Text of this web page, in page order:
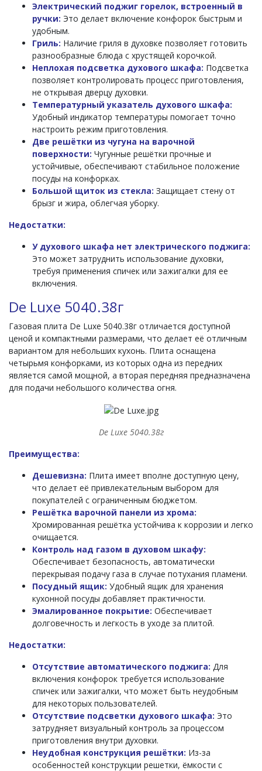
Электрический поджиг горелок, встроенный в
ручки: Это делает включение конфорок быстрым и
удобным.
Гриль: Наличие гриля в духовке позволяет готовить
разнообразные блюда с хрустящей корочкой.
Неплохая подсветка духового шкафа: Подсветка
позволяет контролировать процесс приготовления,
не открывая дверцу духовки.
Температурный указатель духового шкафа:
Удобный индикатор температуры помогает точно
настроить режим приготовления.
Две решётки из чугуна на варочной
поверхности: Чугунные решётки прочные и
устойчивые, обеспечивают стабильное положение
посуды на конфорках.
Большой щиток из стекла: Защищает стену от
брызг и жира, облегчая уборку.
Недостатки:
У духового шкафа нет электрического поджига:
Это может затруднить использование духовки,
требуя применения спичек или зажигалки для ее
включения.
De Luxe 5040.38г
Газовая плита De Luxe 5040.38г отличается доступной
ценой и компактными размерами, что делает её отличным
вариантом для небольших кухонь. Плита оснащена
четырьмя конфорками, из которых одна из передних
является самой мощной, а вторая передняя предназначена
для подачи небольшого количества огня.
De Luxe 5040.38г
Преимущества:
Дешевизна: Плита имеет вполне доступную цену,
что делает её привлекательным выбором для
покупателей с ограниченным бюджетом.
Решётка варочной панели из хрома:
Хромированная решётка устойчива к коррозии и легко
очищается.
Контроль над газом в духовом шкафу:
Обеспечивает безопасность, автоматически
перекрывая подачу газа в случае потухания пламени.
Посудный ящик: Удобный ящик для хранения
кухонной посуды добавляет практичности.
Эмалированное покрытие: Обеспечивает
долговечность и легкость в уходе за плитой.
Недостатки:
Отсутствие автоматического поджига: Для
включения конфорок требуется использование
спичек или зажигалки, что может быть неудобным
для некоторых пользователей.
Отсутствие подсветки духового шкафа: Это
затрудняет визуальный контроль за процессом
приготовления внутри духовки.
Неудобная конструкция решётки: Из-за
особенностей конструкции решетки, ёмкости с